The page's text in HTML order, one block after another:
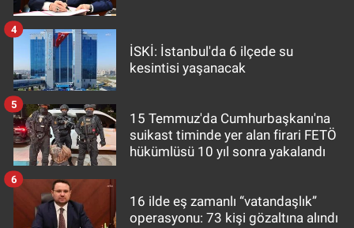
İSKİ: İstanbul'da 6 ilçede su
kesintisi yaşanacak
4
15 Temmuz'da Cumhurbaşkanı'na
suikast timinde yer alan firari FETÖ
hükümlüsü 10 yıl sonra yakalandı
5
16 ilde eş zamanlı “vatandaşlık”
operasyonu: 73 kişi gözaltına alındı
6